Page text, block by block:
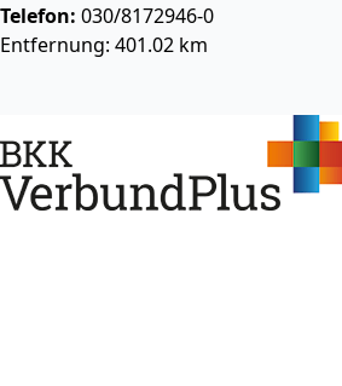
Telefon: 030/8172946-0
Entfernung: 401.02 km